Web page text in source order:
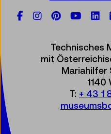
Facebook
Instagram
Technisches
mit
Mariahilfer
1140
T: + 43 1